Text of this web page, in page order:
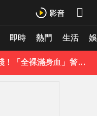
即時 熱門 生活《理財達人秀》X 安聯投信免費講座報名中！搶先卡位 2027
48歲男星直播突亮刀自殘！「全裸滿身血」警急破門 家屬發聲曝現況